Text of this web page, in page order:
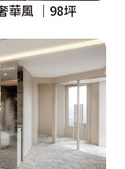
華風 ｜98坪